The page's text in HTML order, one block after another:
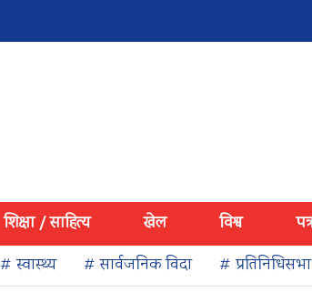
शिक्षा / साहित्य खेल विश्व
# स्वास्थ्य # सार्वजनिक विदा # प्रतिनिधिसभा